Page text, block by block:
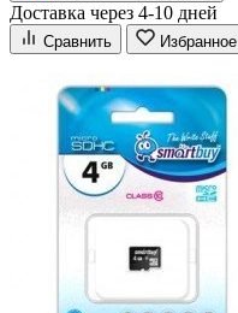
Доставка через 4-10 дней
Сравнить Избранное